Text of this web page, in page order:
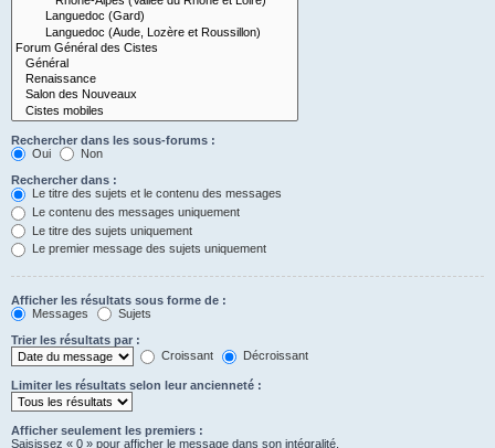
Rechercher dans les sous-forums :
Oui
Non
Rechercher dans :
Le titre des sujets et le contenu des messages
Le contenu des messages uniquement
Le titre des sujets uniquement
Le premier message des sujets uniquement
Afficher les résultats sous forme de :
Messages
Sujets
Trier les résultats par :
Croissant
Décroissant
Limiter les résultats selon leur ancienneté :
Afficher seulement les premiers :
Saisissez « 0 » pour afficher le message dans son intégralité.